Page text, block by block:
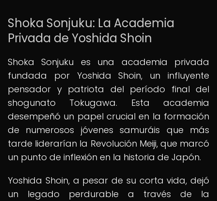
Shoka Sonjuku: La Academia
Privada de Yoshida Shoin
Shoka Sonjuku es una academia privada
fundada por Yoshida Shoin, un influyente
pensador y patriota del período final del
shogunato Tokugawa. Esta academia
desempeñó un papel crucial en la formación
de numerosos jóvenes samuráis que más
tarde liderarían la Revolución Meiji, que marcó
un punto de inflexión en la historia de Japón.
Yoshida Shoin, a pesar de su corta vida, dejó
un legado perdurable a través de la